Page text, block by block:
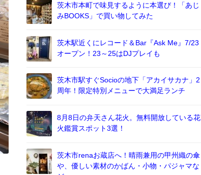
茨木市本町で味見するように本選び！「あじ
みBOOKS」で買い物してみた
茨木駅近くにレコード＆Bar『Ask Me』7/23
オープン！23～25はDJプレイも
茨木市駅すぐSocioの地下「アカイサカナ」2
周年！限定特別メニューで大満足ランチ
8月8日の弁天さん花火。無料開放している花
火鑑賞スポット3選！
茨木市renaお蔵店へ！晴雨兼用の甲州織の傘
や、優しい素材のかばん・小物・パジャマな